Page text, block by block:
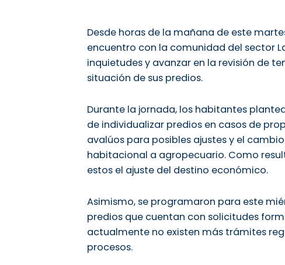
Desde horas de la mañana de este
encuentro con la comunidad del sector
inquietudes y avanzar en la revisión de
situación de sus predios.
Durante la jornada, los habitantes
de individualizar predios en casos de
avalúos para posibles ajustes y el
habitacional a agropecuario. Como
estos el ajuste del destino económico.
Asimismo, se programaron para este
predios que cuentan con solicitudes
actualmente no existen más trámites
procesos.